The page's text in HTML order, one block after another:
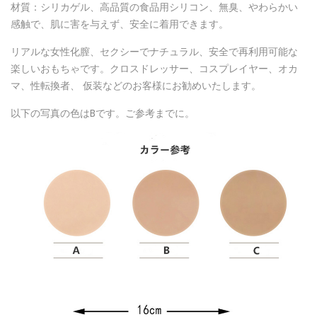
材質：シリカゲル、高品質の食品用シリコン、無臭、やわらかい
感触で、肌に害を与えず、安全に着用できます。
リアルな女性化膣、セクシーでナチュラル、安全で再利用可能な
楽しいおもちゃです。クロスドレッサー、コスプレイヤー、オカ
マ、性転換者、 仮装などのお客様にお勧めいたします。
以下の写真の色はBです。ご参考までに。